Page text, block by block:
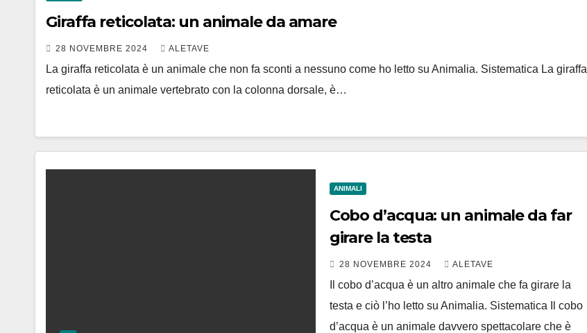
Giraffa reticolata: un animale da amare
28 NOVEMBRE 2024 ALETAVE
La giraffa reticolata è un animale che non fa sconti a nessuno come ho letto su Animalia. Sistematica La giraffa
reticolata è un animale vertebrato con la colonna dorsale, è…
ANIMALI
Cobo d’acqua: un animale da far
girare la testa
28 NOVEMBRE 2024 ALETAVE
Il cobo d’acqua è un altro animale che fa girare la
testa e ciò l’ho letto su Animalia. Sistematica Il cobo
d’acqua è un animale davvero spettacolare che è